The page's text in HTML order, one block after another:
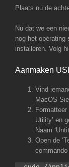
Plaats nu de
Nu dat we een
nog het
installeren. Volg
Aanmaken
Vind
MacOS
Utility’ en
Naam
Open de